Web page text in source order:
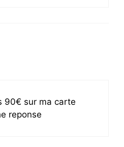
90€ sur ma carte
reponse